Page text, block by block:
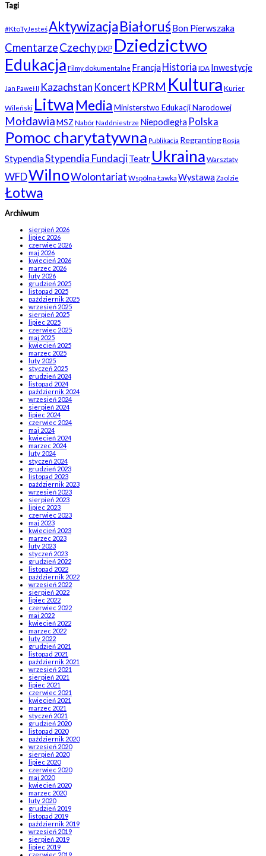
Tagi
#KtoTyJesteśAktywizacjaBiałoruśBon Pierwszaka
CmentarzeCzechy DKP Dziedzictwo
Edukacja Filmy dokumentalne Francja Historia IDA Inwestycje
Jan Paweł II Kazachstan Koncert KPRM Kultura Kurier
Wileński Litwa MediaMinisterstwo Edukacji Narodowej
MołdawiaMSZ NabórNaddniestrze Niepodległa Polska
Pomoc charytatywna Publikacja RegrantingRosja
StypendiaStypendia FundacjiTeatr Ukraina Warsztaty
WFDWilnoWolontariat Wspólna Ławka Wystawa Zaolzie
Łotwa
Archiwum
sierpień 2026
lipiec 2026
czerwiec 2026
maj 2026
kwiecień 2026
marzec 2026
luty 2026
grudzień 2025
listopad 2025
październik 2025
wrzesień 2025
sierpień 2025
lipiec 2025
czerwiec 2025
maj 2025
kwiecień 2025
marzec 2025
luty 2025
styczeń 2025
grudzień 2024
listopad 2024
październik 2024
wrzesień 2024
sierpień 2024
lipiec 2024
czerwiec 2024
maj 2024
kwiecień 2024
marzec 2024
luty 2024
styczeń 2024
grudzień 2023
listopad 2023
październik 2023
wrzesień 2023
sierpień 2023
lipiec 2023
czerwiec 2023
maj 2023
kwiecień 2023
marzec 2023
luty 2023
styczeń 2023
grudzień 2022
listopad 2022
październik 2022
wrzesień 2022
sierpień 2022
lipiec 2022
czerwiec 2022
maj 2022
kwiecień 2022
marzec 2022
luty 2022
grudzień 2021
listopad 2021
październik 2021
wrzesień 2021
sierpień 2021
lipiec 2021
czerwiec 2021
kwiecień 2021
marzec 2021
styczeń 2021
grudzień 2020
listopad 2020
październik 2020
wrzesień 2020
sierpień 2020
lipiec 2020
czerwiec 2020
maj 2020
kwiecień 2020
marzec 2020
luty 2020
grudzień 2019
listopad 2019
październik 2019
wrzesień 2019
sierpień 2019
lipiec 2019
czerwiec 2019